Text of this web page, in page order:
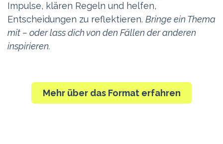
Impulse, klären Regeln und helfen,
Entscheidungen zu reflektieren. Bringe ein Thema
mit – oder lass dich von den Fällen der anderen
inspirieren.
Mehr über das Format erfahren